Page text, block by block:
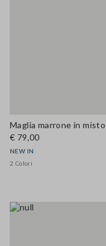
€ 79,00
NEW IN
2 Colori